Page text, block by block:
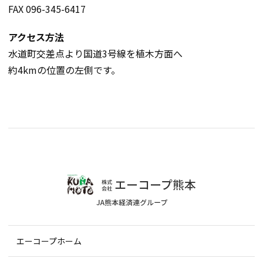
FAX 096-345-6417
アクセス方法
水道町交差点より国道3号線を植木方面へ
約4kmの位置の左側です。
エーコープホーム